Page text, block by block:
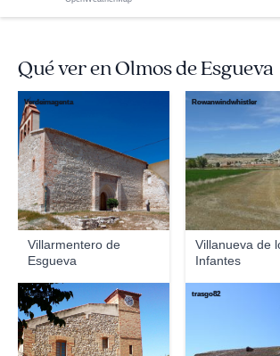
Qué ver en Olmos de Esgueva
Villarmentero de
Esgueva
Verdeimagenta
Villanueva de
Infantes
Rowanwindwhistler
trasgo82 trasgo82